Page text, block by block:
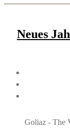
Neues
Goliaz - The